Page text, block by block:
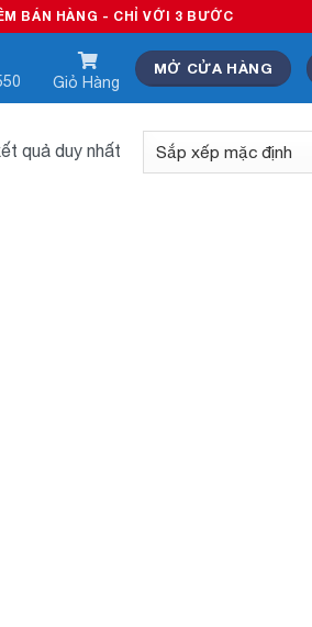
HÀNG - CHỈ VỚI 3 BƯỚC
Giỏ Hàng
MỞ CỬA HÀNG
quả duy nhất